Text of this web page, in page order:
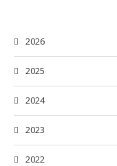
2026
2025
2024
2023
2022